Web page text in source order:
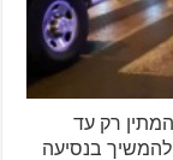
רק עד
בנסיעה